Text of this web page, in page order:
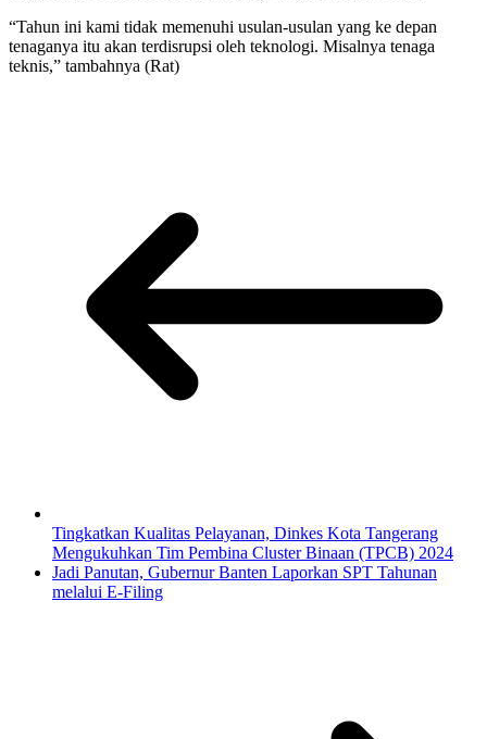
“Tahun ini kami tidak memenuhi usulan-usulan yang ke depan
tenaganya itu akan terdisrupsi oleh teknologi. Misalnya tenaga
teknis,” tambahnya (Rat)
Tingkatkan Kualitas Pelayanan, Dinkes Kota Tangerang
Mengukuhkan Tim Pembina Cluster Binaan (TPCB) 2024
Jadi Panutan, Gubernur Banten Laporkan SPT Tahunan
melalui E-Filing